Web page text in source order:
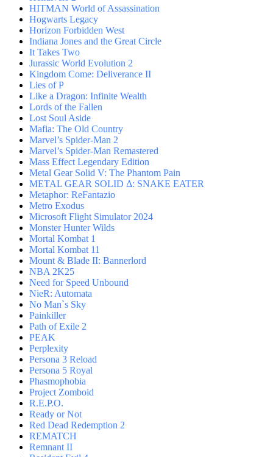
HITMAN World of Assassination
Hogwarts Legacy
Horizon Forbidden West
Indiana Jones and the Great Circle
It Takes Two
Jurassic World Evolution 2
Kingdom Come: Deliverance II
Lies of P
Like a Dragon: Infinite Wealth
Lords of the Fallen
Lost Soul Aside
Mafia: The Old Country
Marvel’s Spider-Man 2
Marvel’s Spider-Man Remastered
Mass Effect Legendary Edition
Metal Gear Solid V: The Phantom Pain
METAL GEAR SOLID Δ: SNAKE EATER
Metaphor: ReFantazio
Metro Exodus
Microsoft Flight Simulator 2024
Monster Hunter Wilds
Mortal Kombat 1
Mortal Kombat 11
Mount & Blade II: Bannerlord
NBA 2K25
Need for Speed Unbound
NieR: Automata
No Man`s Sky
Painkiller
Path of Exile 2
PEAK
Perplexity
Persona 3 Reload
Persona 5 Royal
Phasmophobia
Project Zomboid
R.E.P.O.
Ready or Not
Red Dead Redemption 2
REMATCH
Remnant II